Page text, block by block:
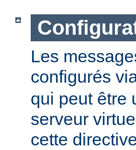
Les
configurés
qui peut être
serveur
cette